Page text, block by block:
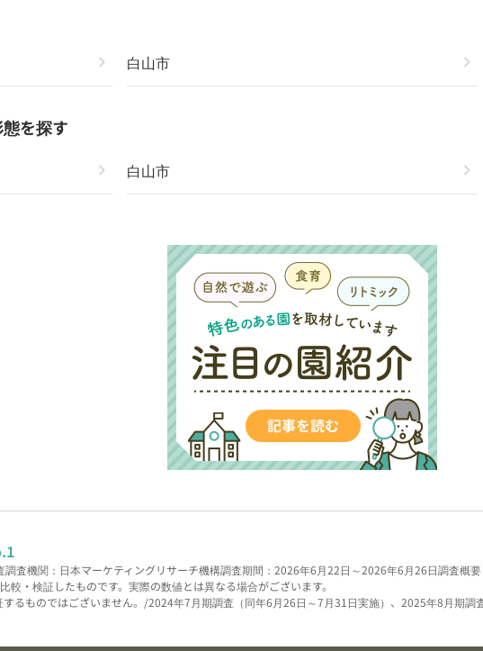
chevron_right 白山市 chevron_right
を探す
chevron_right 白山市 chevron_right
調査機関：日本マーケティングリサーチ機構調査期間：2026年6月22日～2026年6月26日調査概
・検証したものです。実際の数値とは異なる場合がございます。
るものではございません。/2024年7月期調査（同年6月26日～7月31日実施）、2025年8月期調